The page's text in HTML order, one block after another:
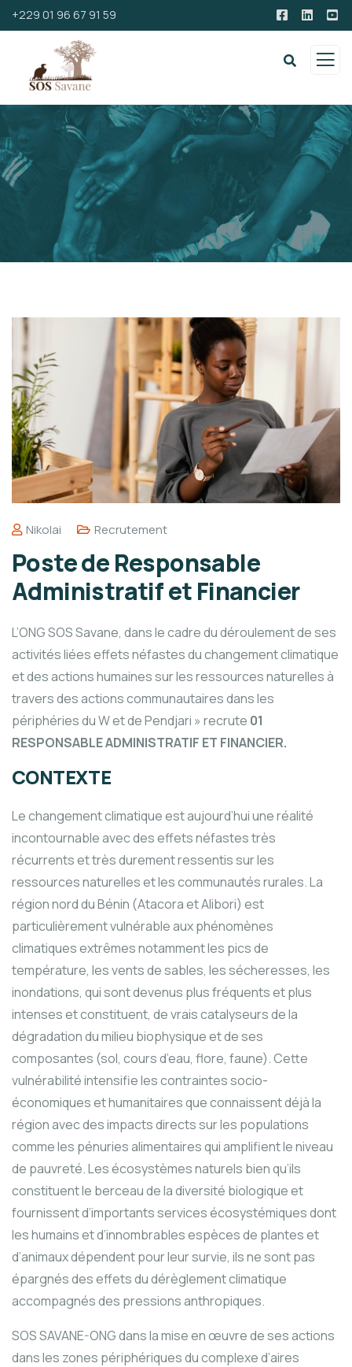
+229 01 96 67 91 59
Nikolai Recrutement
Poste de Responsable
Administratif et Financier
L’ONG SOS Savane, dans le cadre du déroulement de ses
activités liées effets néfastes du changement climatique
et des actions humaines sur les ressources naturelles à
travers des actions communautaires dans les
périphéries du W et de Pendjari » recrute 01
RESPONSABLE ADMINISTRATIF ET FINANCIER.
CONTEXTE
Le changement climatique est aujourd’hui une réalité
incontournable avec des effets néfastes très
récurrents et très durement ressentis sur les
ressources naturelles et les communautés rurales. La
région nord du Bénin (Atacora et Alibori) est
particulièrement vulnérable aux phénomènes
climatiques extrêmes notamment les pics de
température, les vents de sables, les sécheresses, les
inondations, qui sont devenus plus fréquents et plus
intenses et constituent, de vrais catalyseurs de la
dégradation du milieu biophysique et de ses
composantes (sol, cours d’eau, flore, faune). Cette
vulnérabilité intensifie les contraintes socio-
économiques et humanitaires que connaissent déjà la
région avec des impacts directs sur les populations
comme les pénuries alimentaires qui amplifient le niveau
de pauvreté. Les écosystèmes naturels bien qu’ils
constituent le berceau de la diversité biologique et
fournissent d’importants services écosystémiques dont
les humains et d’innombrables espèces de plantes et
d’animaux dépendent pour leur survie, ils ne sont pas
épargnés des effets du dérèglement climatique
accompagnés des pressions anthropiques.
SOS SAVANE-ONG dans la mise en œuvre de ses actions
dans les zones périphériques du complexe d’aires